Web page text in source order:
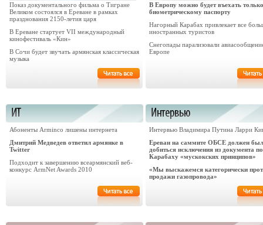
Показ документального фильма о Тигране
Великом состоялся в Ереване в рамках
празднования 2150-летия царя
В Ереване стартует VII международный
кинофестиваль «Кин»
В Сочи будет звучать армянская классическая
музыка
В Европу можно будет въехать
биометрическому паспорту
Нагорный Карабах привлекает все
иностранных туристов
Снегопады парализовали
Европе
Абоненты Arminco лишены интернета
Дмитрий Медведев ответил армянке в
Twitter
Подходит к завершению всеармянский веб-
конкурс ArmNet Awards 2010
Интервью Владимира Путина Ларри
Ереван на саммите ОБСЕ должен был
добиться исключения из документа по
Карабаху «мускокских принципов»
«Мы выскажемся категорически
продажи газопровода»